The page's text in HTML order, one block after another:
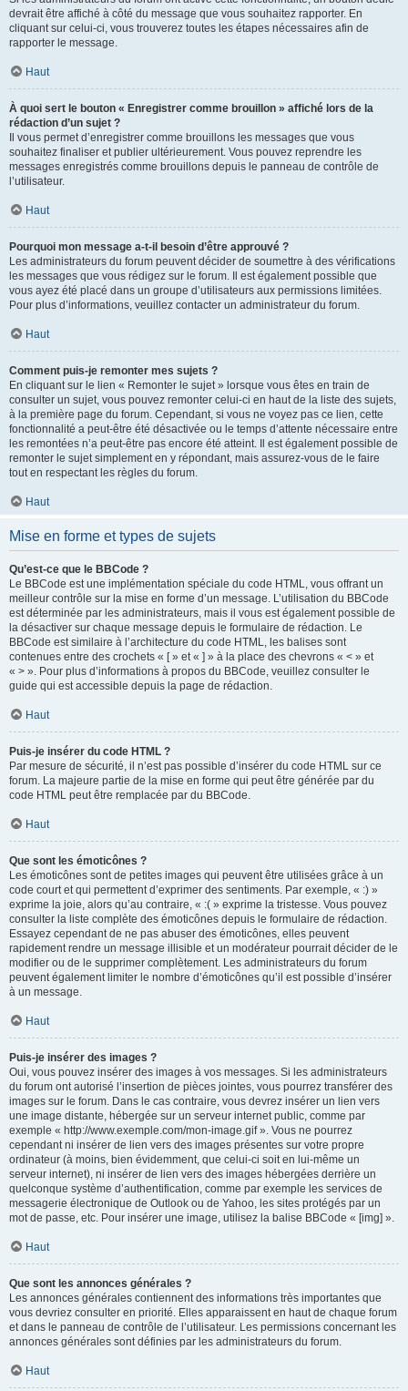
devrait être affiché à côté du message que vous souhaitez rapporter. En
cliquant sur celui-ci, vous trouverez toutes les étapes nécessaires afin de
rapporter le message.
Haut
À quoi sert le bouton « Enregistrer comme brouillon » affiché lors de la
rédaction d’un sujet ?
Il vous permet d’enregistrer comme brouillons les messages que vous
souhaitez finaliser et publier ultérieurement. Vous pouvez reprendre les
messages enregistrés comme brouillons depuis le panneau de contrôle de
l’utilisateur.
Haut
Pourquoi mon message a-t-il besoin d’être approuvé ?
Les administrateurs du forum peuvent décider de soumettre à des vérifications
les messages que vous rédigez sur le forum. Il est également possible que
vous ayez été placé dans un groupe d’utilisateurs aux permissions limitées.
Pour plus d’informations, veuillez contacter un administrateur du forum.
Haut
Comment puis-je remonter mes sujets ?
En cliquant sur le lien « Remonter le sujet » lorsque vous êtes en train de
consulter un sujet, vous pouvez remonter celui-ci en haut de la liste des sujets,
à la première page du forum. Cependant, si vous ne voyez pas ce lien, cette
fonctionnalité a peut-être été désactivée ou le temps d’attente nécessaire entre
les remontées n’a peut-être pas encore été atteint. Il est également possible de
remonter le sujet simplement en y répondant, mais assurez-vous de le faire
tout en respectant les règles du forum.
Haut
Mise en forme et types de sujets
Qu’est-ce que le BBCode ?
Le BBCode est une implémentation spéciale du code HTML, vous offrant un
meilleur contrôle sur la mise en forme d’un message. L’utilisation du BBCode
est déterminée par les administrateurs, mais il vous est également possible de
la désactiver sur chaque message depuis le formulaire de rédaction. Le
BBCode est similaire à l’architecture du code HTML, les balises sont
contenues entre des crochets « [ » et « ] » à la place des chevrons « < » et
« > ». Pour plus d’informations à propos du BBCode, veuillez consulter le
guide qui est accessible depuis la page de rédaction.
Haut
Puis-je insérer du code HTML ?
Par mesure de sécurité, il n’est pas possible d’insérer du code HTML sur ce
forum. La majeure partie de la mise en forme qui peut être générée par du
code HTML peut être remplacée par du BBCode.
Haut
Que sont les émoticônes ?
Les émoticônes sont de petites images qui peuvent être utilisées grâce à un
code court et qui permettent d’exprimer des sentiments. Par exemple, « :) »
exprime la joie, alors qu’au contraire, « :( » exprime la tristesse. Vous pouvez
consulter la liste complète des émoticônes depuis le formulaire de rédaction.
Essayez cependant de ne pas abuser des émoticônes, elles peuvent
rapidement rendre un message illisible et un modérateur pourrait décider de le
modifier ou de le supprimer complètement. Les administrateurs du forum
peuvent également limiter le nombre d’émoticônes qu’il est possible d’insérer
à un message.
Haut
Puis-je insérer des images ?
Oui, vous pouvez insérer des images à vos messages. Si les administrateurs
du forum ont autorisé l’insertion de pièces jointes, vous pourrez transférer des
images sur le forum. Dans le cas contraire, vous devrez insérer un lien vers
une image distante, hébergée sur un serveur internet public, comme par
exemple « http://www.exemple.com/mon-image.gif ». Vous ne pourrez
cependant ni insérer de lien vers des images présentes sur votre propre
ordinateur (à moins, bien évidemment, que celui-ci soit en lui-même un
serveur internet), ni insérer de lien vers des images hébergées derrière un
quelconque système d’authentification, comme par exemple les services de
messagerie électronique de Outlook ou de Yahoo, les sites protégés par un
mot de passe, etc. Pour insérer une image, utilisez la balise BBCode « [img] ».
Haut
Que sont les annonces générales ?
Les annonces générales contiennent des informations très importantes que
vous devriez consulter en priorité. Elles apparaissent en haut de chaque forum
et dans le panneau de contrôle de l’utilisateur. Les permissions concernant les
annonces générales sont définies par les administrateurs du forum.
Haut